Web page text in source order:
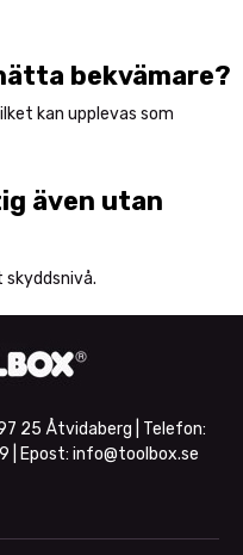
bekvämare?
kan upplevas som
även utan
25 Åtvidaberg | Telefon:
| Epost: info@toolbox.se